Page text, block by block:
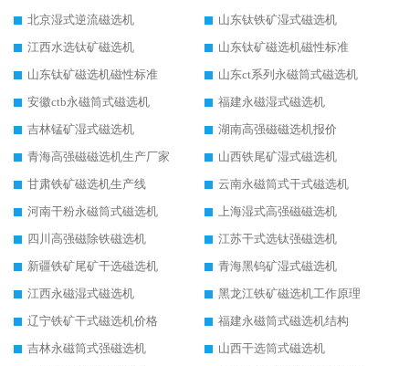
北京湿式逆流磁选机
山东钛铁矿湿式磁选机
江西水选钛矿磁选机
山东钛矿磁选机磁性标准
山东钛矿磁选机磁性标准
山东ct系列永磁筒式磁选机
安徽ctb永磁筒式磁选机
福建永磁湿式磁选机
吉林锰矿湿式磁选机
湖南高强磁磁选机报价
青海高强磁磁选机生产厂家
山西铁尾矿湿式磁选机
甘肃铁矿磁选机生产线
云南永磁筒式干式磁选机
河南干粉永磁筒式磁选机
上海湿式高强磁磁选机
四川高强磁除铁磁选机
江苏干式选钛强磁选机
新疆铁矿尾矿干选磁选机
青海黑钨矿湿式磁选机
江西永磁湿式磁选机
黑龙江铁矿磁选机工作原理
辽宁铁矿干式磁选机价格
福建永磁筒式磁选机结构
吉林永磁筒式强磁选机
山西干选筒式磁选机